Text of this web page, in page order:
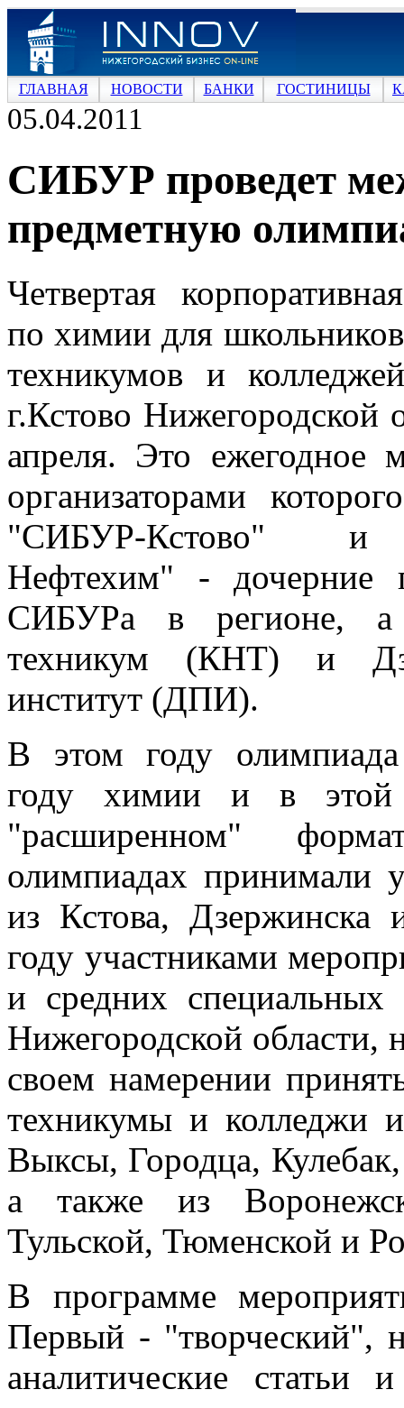
ГЛАВНАЯ НОВОСТИ БАНКИ ГОСТИНИЦЫ
05.04.2011
СИБУР проведет
предметную
Четвертая
по химии для
техникумов и
г.Кстово Нижегородской
апреля. Это ежегодное
организаторами
"СИБУР-Кстово"
Нефтехим" - дочерние
СИБУРа в регионе, а
техникум (КНТ) и
институт (ДПИ).
В этом году
году химии и в этой
"расширенном"
олимпиадах принимали
из Кстова,
году участниками
и средних специальных
Нижегородской области,
своем намерении
техникумы и колледжи
Выксы, Городца,
а также из
Тульской, Тюменской и
В программе
Первый - "творческий",
аналитические